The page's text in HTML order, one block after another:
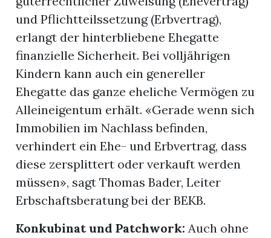
und Pflichtteilssetzung (Erbvertrag),
erlangt der hinterbliebene Ehegatte
finanzielle Sicherheit. Bei volljährigen
Kindern kann auch ein genereller
Ehegatte das ganze eheliche Vermögen zu
Alleineigentum erhält. «Gerade wenn sich
Immobilien im Nachlass befinden,
verhindert ein Ehe- und Erbvertrag, dass
diese zersplittert oder verkauft werden
müssen», sagt Thomas Bader, Leiter
Erbschaftsberatung bei der BEKB.
Konkubinat und Patchwork: Auch ohne